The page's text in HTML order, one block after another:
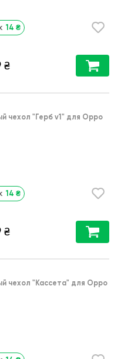
14 ₴
₴
чехол "Герб v1" для Oppo
14 ₴
₴
чехол "Кассета" для Oppo